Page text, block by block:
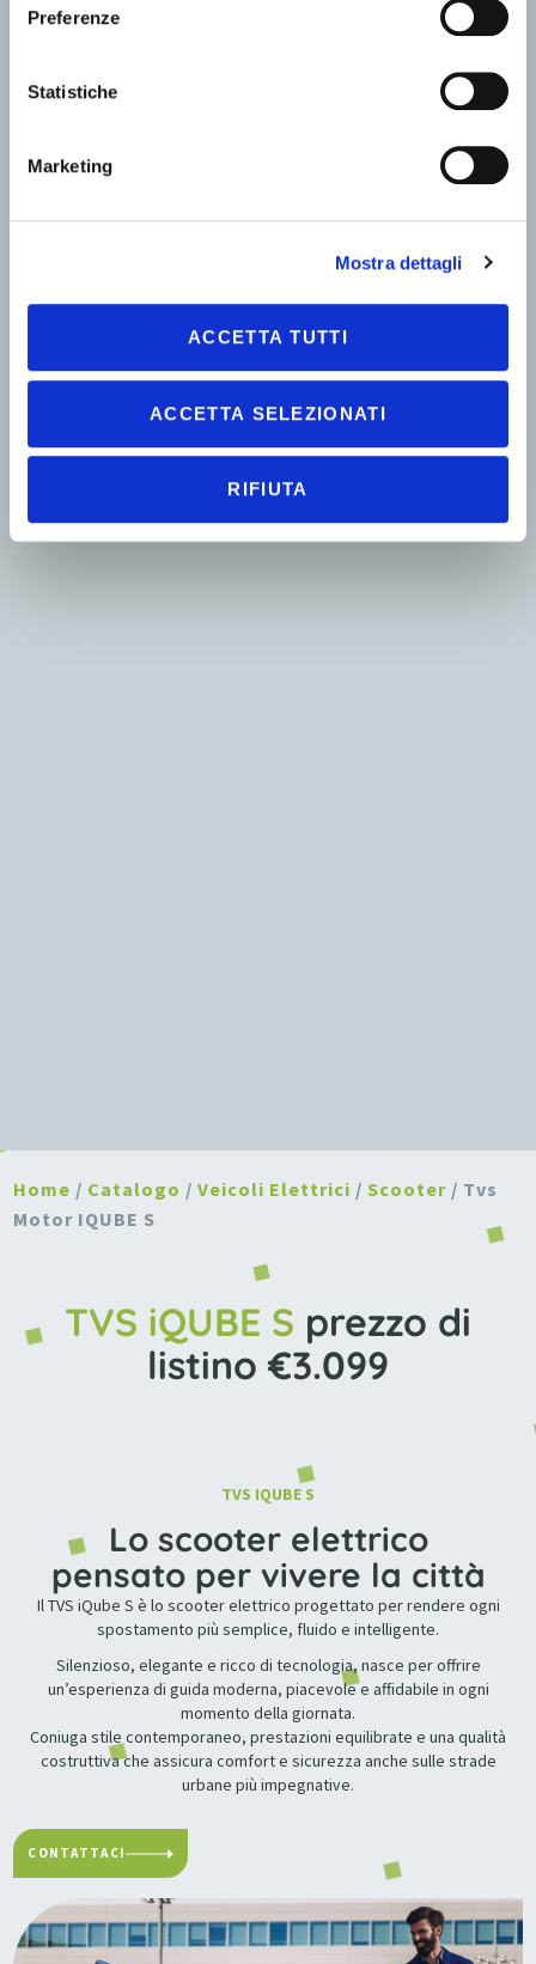
Preferenze
Statistiche
Marketing
Mostra dettagli
ACCETTA TUTTI
ACCETTA SELEZIONATI
RIFIUTA
Home / Catalogo /Veicoli Elettrici /Scooter / Tvs
Motor IQUBE S
TVS iQUBE S prezzo di
listino €3.099
TVS IQUBE S
Lo scooter elettrico
pensato per vivere la città
Il TVS iQube S è lo scooter elettrico progettato per rendere ogni
spostamento più semplice, fluido e intelligente.
Silenzioso, elegante e ricco di tecnologia, nasce per offrire
un’esperienza di guida moderna, piacevole e affidabile in ogni
momento della giornata.
Coniuga stile contemporaneo, prestazioni equilibrate e una qualità
costruttiva che assicura comfort e sicurezza anche sulle strade
urbane più impegnative.
CONTATTACI